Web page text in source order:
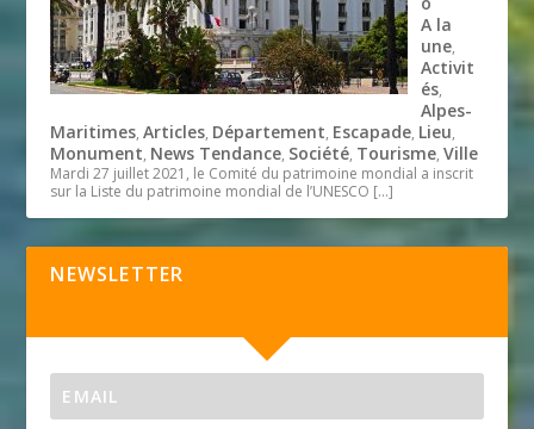
A la
une,
Activit
és,
Alpes-
Maritimes,Articles, Département, Escapade, Lieu,
Monument, News Tendance, Société, Tourisme,Ville
Mardi 27 juillet 2021, le Comité du patrimoine mondial a inscrit
sur la Liste du patrimoine mondial de l’UNESCO […]
NEWSLETTER